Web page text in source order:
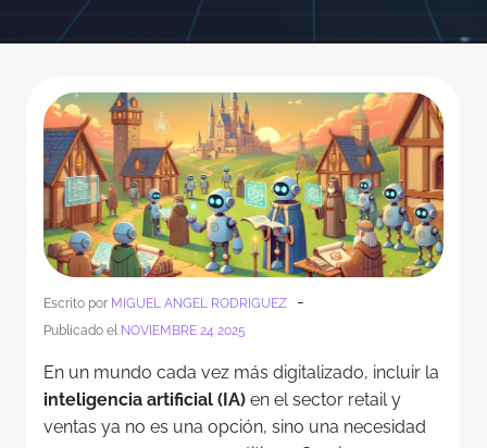
Escrito por MIGUEL ANGEL RODRIGUEZ -
Publicado el NOVIEMBRE 24 2025
En un mundo cada vez más digitalizado, incluir la
inteligencia artificial (IA) en el sector retail y
ventas ya no es una opción, sino una necesidad